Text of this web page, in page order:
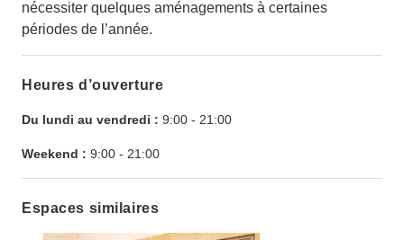
nécessiter quelques aménagements à certaines
périodes de l’année.
Heures d’ouverture
Du lundi au vendredi : 9:00 - 21:00
Weekend : 9:00 - 21:00
Espaces similaires